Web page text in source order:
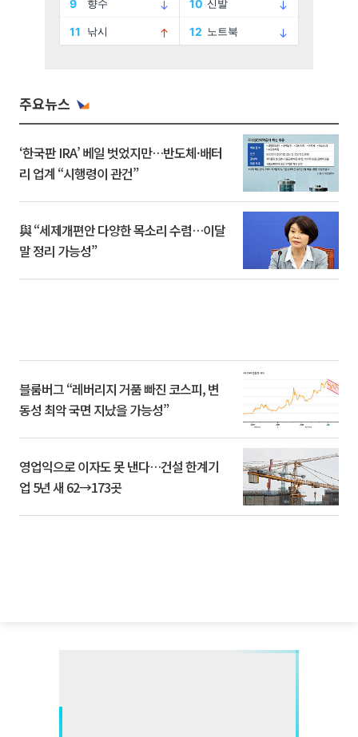
주요뉴스
‘한국판 IRA’ 베일 벗었지만…반도체·배터
리 업계 “시행령이 관건”
與 “세제개편안 다양한 목소리 수렴…이달
말 정리 가능성”
블룸버그 “레버리지 거품 빠진 코스피, 변
동성 최악 국면 지났을 가능성”
영업익으로 이자도 못 낸다…건설 한계기
업 5년 새 62→173곳